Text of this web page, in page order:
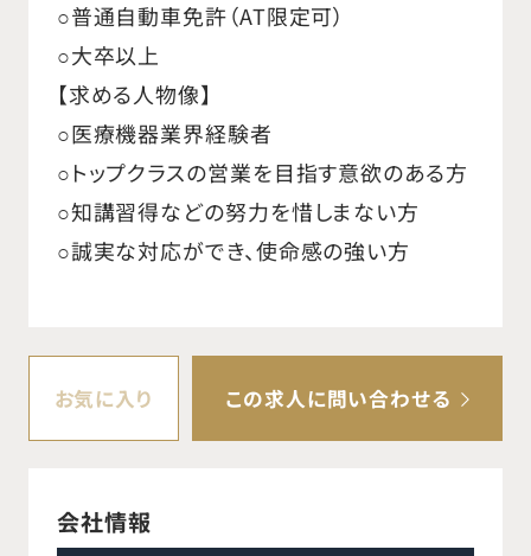
○普通自動車免許（AT限定可）
○大卒以上
【求める人物像】
○医療機器業界経験者
○トップクラスの営業を目指す意欲のある方
○知講習得などの努力を惜しまない方
○誠実な対応ができ、使命感の強い方
お気に入り この求人に問い合わせる
会社情報